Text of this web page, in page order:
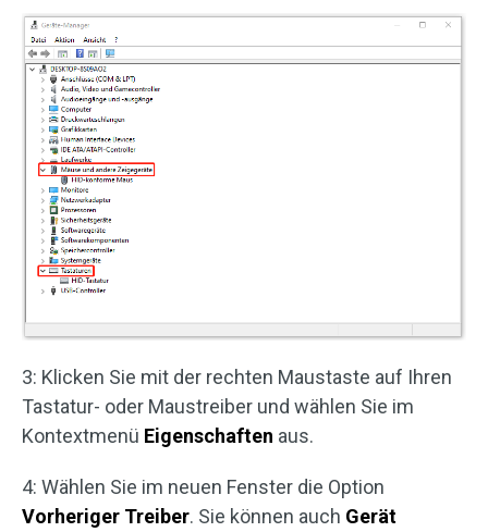
3: Klicken Sie mit der rechten Maustaste auf Ihren
Tastatur- oder Maustreiber und wählen Sie im
Kontextmenü Eigenschaften aus.
4: Wählen Sie im neuen Fenster die Option
Vorheriger Treiber. Sie können auch Gerät